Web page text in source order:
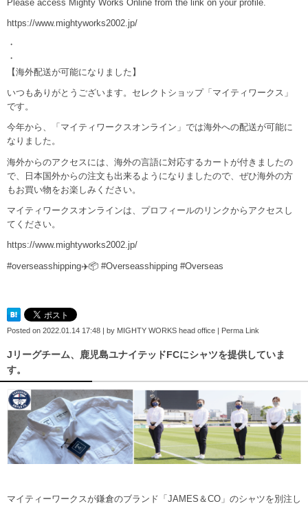
Please access Mighty Works Online from the link on your profile.
https://www.mightyworks2002.jp/
・
・
【海外配送が可能になりました】
いつもありがとうございます。セレクトショップ「マイティワークス」
です。
今年から、「マイティワークスオンライン」では海外への配送が可能に
なりました。
海外からのアクセスには、海外の言語に対応するカートが付きましたの
で、日本国外からの注文も出来るようになりましたので、ぜひ海外の方
もお買い物をお楽しみください。
マイティワークスオンラインは、プロフィールのリンクからアクセスし
てください。
https://www.mightyworks2002.jp/
#overseasshipping✈️📦 #Overseasshipping #Overseas
Posted on 2022.01.14 17:48 | by MIGHTY WORKS head office | Perma Link
Jリーグチーム、鹿児島ユナイテッドFCにシャツを提供していま
す。
マイティーワークスが鎌倉のブランド「JAMES＆CO」のシャツを別注し